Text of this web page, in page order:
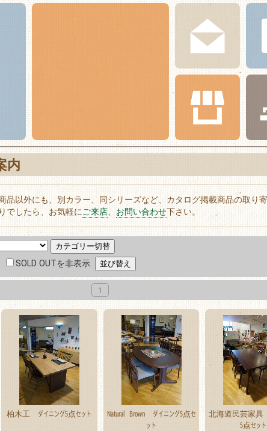
内
品以外にも、別カラー、同シリーズなど、カタログ掲載商品の取り
でしたら、お気軽にご来店、 お問い合わせ下さい。
SOLD OUTを非表示
1
柏木工 ダイニング5点セット
Natural Brown ダイニング5点セ
ット
北海道民芸家具
5点セット